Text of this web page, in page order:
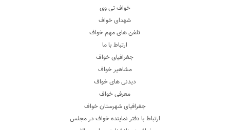
خواف تی وی
شهدای خواف
تلفن های مهم خواف
ارتباط با ما
جغرافیای خواف
مشاهیر خواف
دیدنی های خواف
معرفی خواف
جغرافیای شهرستان خواف
ارتباط با دفتر نماینده خواف در مجلس